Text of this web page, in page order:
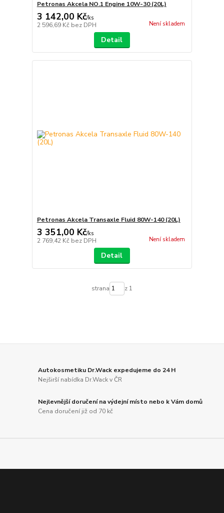
Petronas Akcela NO.1 Engine 10W-30 (20L)
3 142,00 Kč/ks
2 596,69 Kč bez DPH Není skladem
Detail
Petronas Akcela Transaxle Fluid 80W-140 (20L)
3 351,00 Kč/ks
2 769,42 Kč bez DPH Není skladem
Detail
strana z 1
Autokosmetiku Dr.Wack expedujeme do 24 H
Nejširší nabídka Dr.Wack v ČR
Nejlevnější doručení na výdejní místo nebo k Vám domů
Cena doručení již od 70 kč